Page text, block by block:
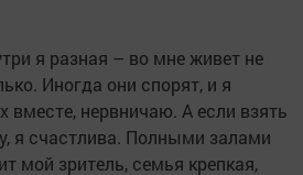
я разная – во мне живет не
Иногда они спорят, и я
вместе, нервничаю. А если взять
я счастлива. Полными залами
мой зритель, семья крепкая,